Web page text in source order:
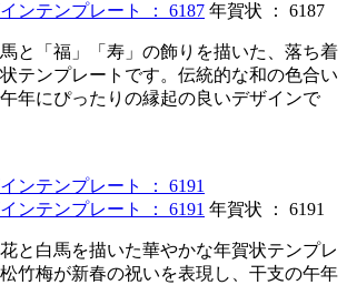
年賀状 ： 6187
と「福」「寿」の飾りを描いた、落ち着
テンプレートです。伝統的な和の色合い
年にぴったりの縁起の良いデザインで
年賀状 ： 6191
と白馬を描いた華やかな年賀状テンプレ
竹梅が新春の祝いを表現し、干支の午年